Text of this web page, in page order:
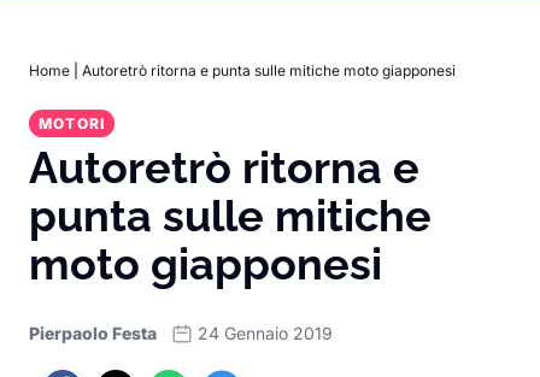
Home Autoretrò ritorna e punta sulle mitiche moto giapponesi
MOTORI
Autoretrò ritorna e
punta sulle mitiche
moto giapponesi
Pierpaolo Festa 24 Gennaio 2019